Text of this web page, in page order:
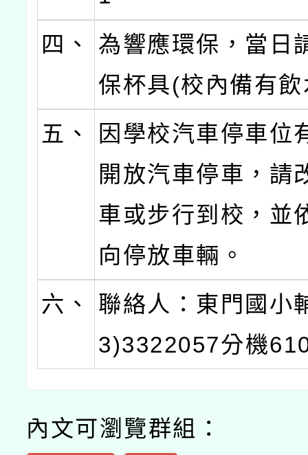
四、
為響應環保，當日
保杯具(校內備有
五、
因學校汽車停車位
開放汽車停車，請
車或步行到校，並
向停放車輛。
六、
聯絡人：東門國小
3)3322057分機
內文可瀏覽群組：